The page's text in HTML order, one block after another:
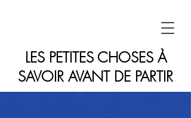
LES PETITES CHOSES À
SAVOIR AVANT DE PARTIR